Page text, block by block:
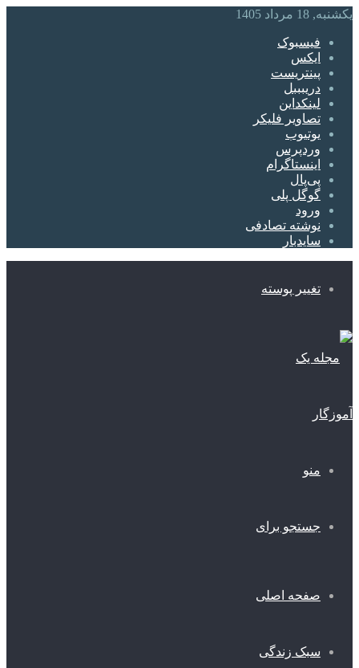
یکشنبه, 18 مرداد 1405
فیسبوک
ایکس
پینتریست
دریبببل
لینکداین
تصاویر فلیکر
یوتیوب
وردپرس
اینستاگرام
پی‌پال
گوگل پلی
ورود
نوشته تصادفی
سایدبار
تغییر پوسته
منو
جستجو برای
صفحه اصلی
سبک زندگی